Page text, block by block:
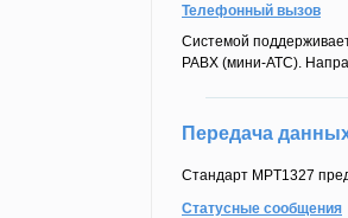
Телефонный вызов
Системой
PABX (мини-АТС).
Передача
Стандарт MPT1327
Статусные сообщения